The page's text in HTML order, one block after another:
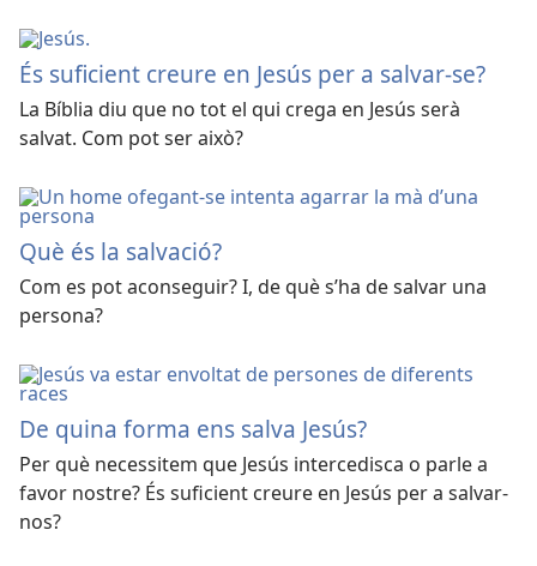
És suficient creure en Jesús per a salvar-se?
La Bíblia diu que no tot el qui crega en Jesús serà
salvat. Com pot ser això?
Què és la salvació?
Com es pot aconseguir? I, de què s’ha de salvar una
persona?
De quina forma ens salva Jesús?
Per què necessitem que Jesús intercedisca o parle a
favor nostre? És suficient creure en Jesús per a salvar-
nos?